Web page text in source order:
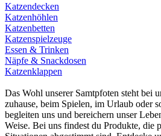
Katzendecken
Katzenhöhlen
Katzenbetten
Katzenspielzeuge
Essen & Trinken
Näpfe & Snackdosen
Katzenklappen
Das Wohl unserer Samtpfoten steht bei
zuhause, beim Spielen, im Urlaub oder
begleiten uns und bereichern unser
Weise. Bei uns findest du Produkte, die